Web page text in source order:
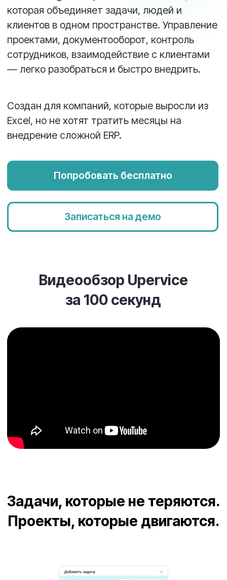
Записаться на демо
Видеообзор Upervice
за 100 секунд
без перегруза и простоя.
Фильтры, теги и поиск — быстро
находите нужное даже в тысячах задач.
Уведомления и напоминания — задача
не «зависнет» без внимания.
Задачи, которые не теряются.
Проекты, которые двигаются.